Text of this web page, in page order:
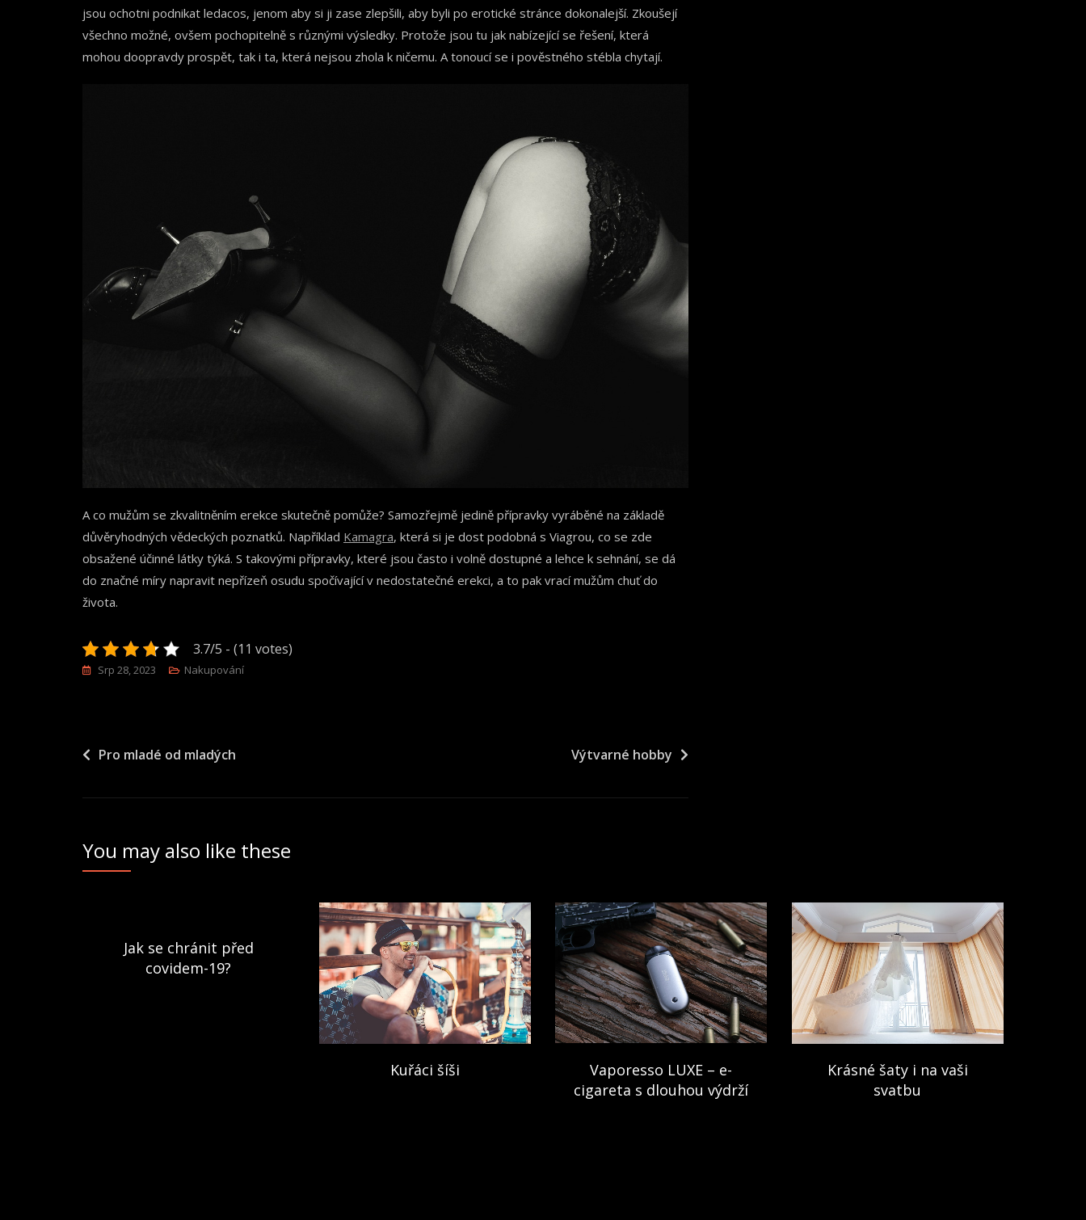
jsou ochotni podnikat ledacos, jenom aby si ji zase zlepšili, aby byli po erotické stránce dokonalejší. Zkoušejí
všechno možné, ovšem pochopitelně s různými výsledky. Protože jsou tu jak nabízející se řešení, která
mohou doopravdy prospět, tak i ta, která nejsou zhola k ničemu. A tonoucí se i pověstného stébla chytají.
A co mužům se zkvalitněním erekce skutečně pomůže? Samozřejmě jedině přípravky vyráběné na základě
důvěryhodných vědeckých poznatků. Například Kamagra, která si je dost podobná s Viagrou, co se zde
obsažené účinné látky týká. S takovými přípravky, které jsou často i volně dostupné a lehce k sehnání, se dá
do značné míry napravit nepřízeň osudu spočívající v nedostatečné erekci, a to pak vrací mužům chuť do
života.
3.7/5 - (11 votes)
Srp 28, 2023 Nakupování
Navigace
Pro mladé od mladých Výtvarné hobby
You may also like these
Jak se chránit před
covidem-19?
Kuřáci šíši
Vaporesso LUXE – e-
cigareta s dlouhou výdrží
Krásné šaty i na vaši
svatbu